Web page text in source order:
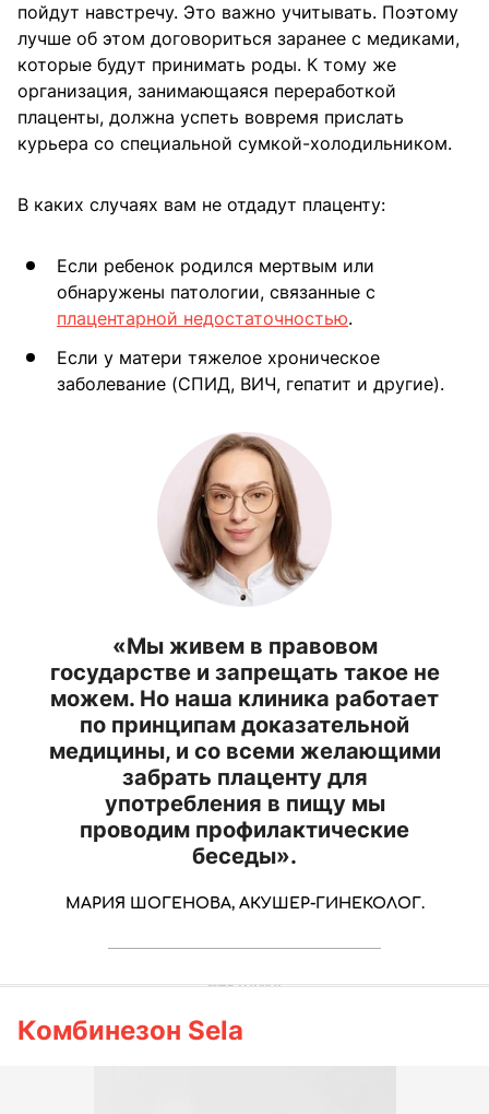
пойдут навстречу. Это важно учитывать. Поэтому
лучше об этом договориться заранее с медиками,
которые будут принимать роды. К тому же
организация, занимающаяся переработкой
плаценты, должна успеть вовремя прислать
курьера со специальной сумкой-холодильником.
В каких случаях вам не отдадут плаценту:
Если ребенок родился мертвым или
обнаружены патологии, связанные с
плацентарной недостаточностью.
Если у матери тяжелое хроническое
заболевание (СПИД, ВИЧ, гепатит и другие).
«Мы живем в правовом
государстве и запрещать такое не
можем. Но наша клиника работает
по принципам доказательной
медицины, и со всеми желающими
забрать плаценту для
употребления в пищу мы
проводим профилактические
беседы».
МАРИЯ ШОГЕНОВА, АКУШЕР-ГИНЕКОЛОГ.
Комбинезон Sela